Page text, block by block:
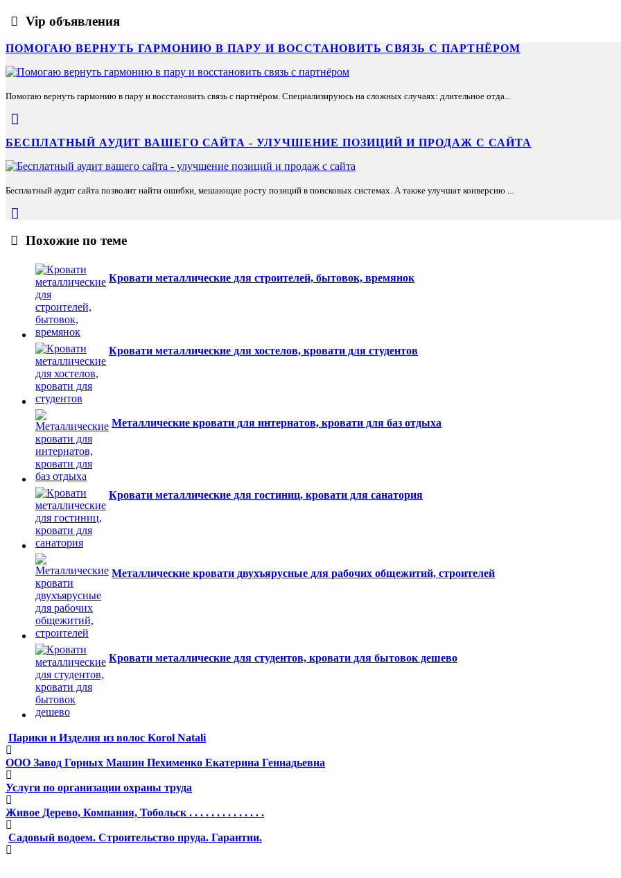
Vip объявления
ПОМОГАЮ ВЕРНУТЬ ГАРМОНИЮ В ПАРУ И ВОССТАНОВИТЬ СВЯЗЬ С ПАРТНЁРОМ
Помогаю вернуть гармонию в пару и восстановить связь с партнёром. Специализируюсь на сложных случаях: длительное отда...
БЕСПЛАТНЫЙ АУДИТ ВАШЕГО САЙТА - УЛУЧШЕНИЕ ПОЗИЦИЙ И ПРОДАЖ С САЙТА
Бесплатный аудит сайта позволит найти ошибки, мешающие росту позиций в поисковых системах. А также улучшат конверсию ...
Похожие по теме
Кровати металлические для строителей, бытовок, времянок
Кровати металлические для хостелов, кровати для студентов
Металлические кровати для интернатов, кровати для баз отдыха
Кровати металлические для гостиниц, кровати для санатория
Металлические кровати двухъярусные для рабочих общежитий, строителей
Кровати металлические для студентов, кровати для бытовок дешево
Парики и Изделия из волос Korol Natali
ООО Завод Горных Машин Пехименко Екатерина Геннадьевна
Услуги по организации охраны труда
Живое Дерево, Компания, Тобольск . . . . . . . . . . . . . .
Садовый водоем. Строительство пруда. Гарантии.